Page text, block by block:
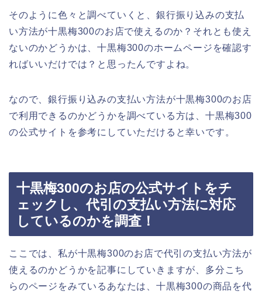
そのように色々と調べていくと、銀行振り込みの支払
い方法が十黒梅300のお店で使えるのか？それとも使え
ないのかどうかは、十黒梅300のホームページを確認す
ればいいだけでは？と思ったんですよね。
なので、銀行振り込みの支払い方法が十黒梅300のお店
で利用できるのかどうかを調べている方は、十黒梅300
の公式サイトを参考にしていただけると幸いです。
十黒梅300のお店の公式サイトをチ
ェックし、代引の支払い方法に対応
しているのかを調査！
ここでは、私が十黒梅300のお店で代引の支払い方法が
使えるのかどうかを記事にしていきますが、多分こち
らのページをみているあなたは、十黒梅300の商品を代